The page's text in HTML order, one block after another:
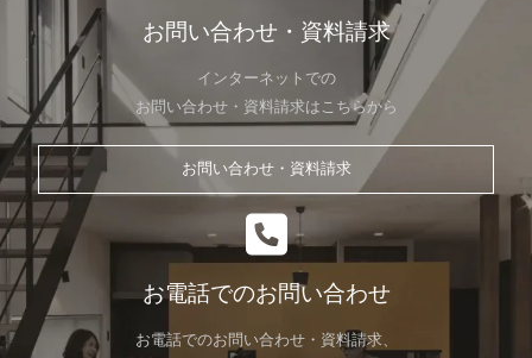
お問い合わせ・資料請求
インターネットでの
お問い合わせ・資料請求はこちらから
お問い合わせ・資料請求
お電話でのお問い合わせ
お電話でのお問い合わせ・資料請求、